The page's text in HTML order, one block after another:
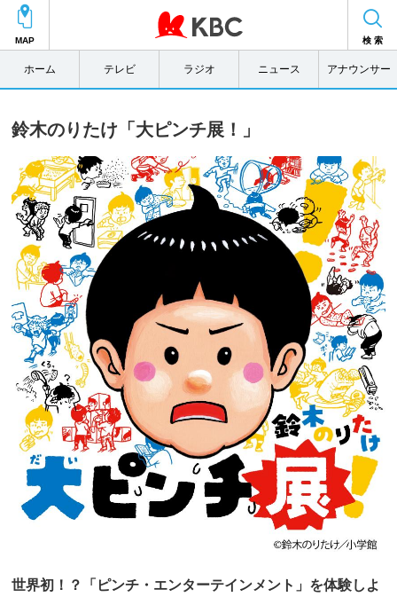
MAP 検 索
ホーム テレビ ラジオ ニュース アナウンサー
鈴木のりたけ「大ピンチ展！」
世界初！？「ピンチ・エンターテインメント」を体験しよ